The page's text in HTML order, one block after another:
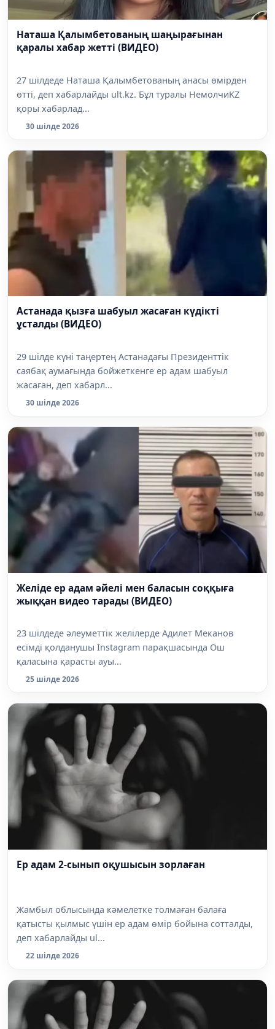
Наташа Қалымбетованың шаңырағынан
қаралы хабар жетті (ВИДЕО)
27 шілдеде Наташа Қалымбетованың анасы өмірден
өтті, деп хабарлайды ult.kz. Бұл туралы НемолчиKZ
қоры хабарлад...
30 шілде 2026
Астанада қызға шабуыл жасаған күдікті
ұсталды (ВИДЕО)
29 шілде күні таңертең Астанадағы Президенттік
саябақ аумағында бойжеткенге ер адам шабуыл
жасаған, деп хабарл...
30 шілде 2026
Желіде ер адам әйелі мен баласын соққыға
жыққан видео тарады (ВИДЕО)
23 шілдеде әлеуметтік желілерде Адилет Меканов
есімді қолданушы Instagram парақшасында Ош
қаласына қарасты ауы...
25 шілде 2026
Ер адам 2-сынып оқушысын зорлаған
Жамбыл облысында кәмелетке толмаған балаға
қатысты қылмыс үшін ер адам өмір бойына сотталды,
деп хабарлайды ul...
22 шілде 2026